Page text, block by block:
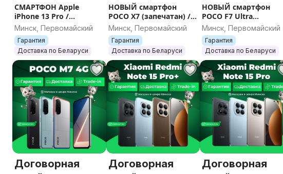
СМАРТФОН Apple
iPhone 13 Pro /
Отличное состояние /
Цвета / Гарантия
Минск, Первомайский
Гарантия
Доставка по Беларуси
НОВЫЙ смартфон
POCO X7 (запечатан) /
Гарантия / Все цвета /
Память
Минск, Первомайский
Гарантия
Доставка по Беларуси
НОВЫЙ смартфон
POCO F7 Ultra
(запечатан) / Гарантия
/ Все цвета / Память
Минск, Первомайский
Гарантия
Доставка по Беларуси
Договорная Договорная Договорная